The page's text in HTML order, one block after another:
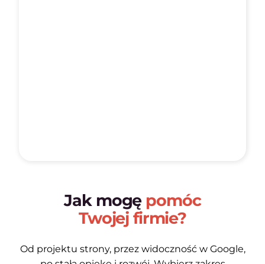
Jak mogę pomóc
Twojej firmie?
Od projektu strony, przez widoczność w Google,